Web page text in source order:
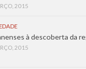
2015
à descoberta da
2015